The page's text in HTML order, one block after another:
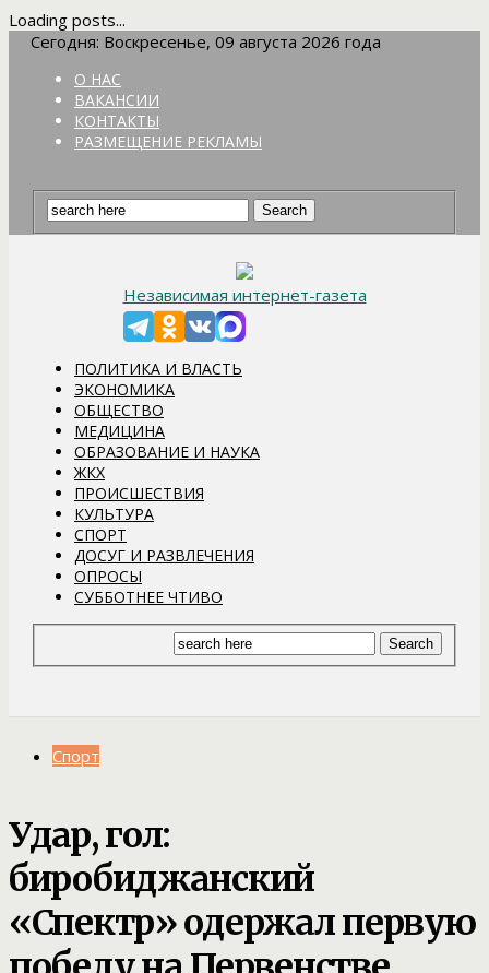
Loading posts...
Сегодня: Воскресенье, 09 августа 2026 года
О НАС
ВАКАНСИИ
КОНТАКТЫ
РАЗМЕЩЕНИЕ РЕКЛАМЫ
Независимая интернет-газета
ПОЛИТИКА И ВЛАСТЬ
ЭКОНОМИКА
ОБЩЕСТВО
МЕДИЦИНА
ОБРАЗОВАНИЕ И НАУКА
ЖКХ
ПРОИСШЕСТВИЯ
КУЛЬТУРА
СПОРТ
ДОСУГ И РАЗВЛЕЧЕНИЯ
ОПРОСЫ
СУББОТНЕЕ ЧТИВО
Спорт
Удар, гол:
биробиджанский
«Спектр» одержал первую